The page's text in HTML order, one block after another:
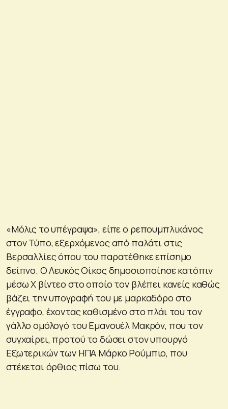
«Μόλις το υπέγραψα», είπε ο ρεπουμπλικάνος
στον Τύπο, εξερχόμενος από παλάτι στις
Βερσαλλίες όπου του παρατέθηκε επίσημο
δείπνο. Ο Λευκός Οίκος δημοσιοποίησε κατόπιν
μέσω X βίντεο στο οποίο τον βλέπει κανείς καθώς
βάζει την υπογραφή του με μαρκαδόρο στο
έγγραφο, έχοντας καθισμένο στο πλάι του τον
γάλλο ομόλογό του Εμανουέλ Μακρόν, που τον
συγχαίρει, προτού το δώσει στον υπουργό
Εξωτερικών των ΗΠΑ Μάρκο Ρούμπιο, που
στέκεται όρθιος πίσω του.